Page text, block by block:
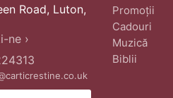
Road, Luton,
ne ›
Promoții
Cadouri
Muzică
Biblii